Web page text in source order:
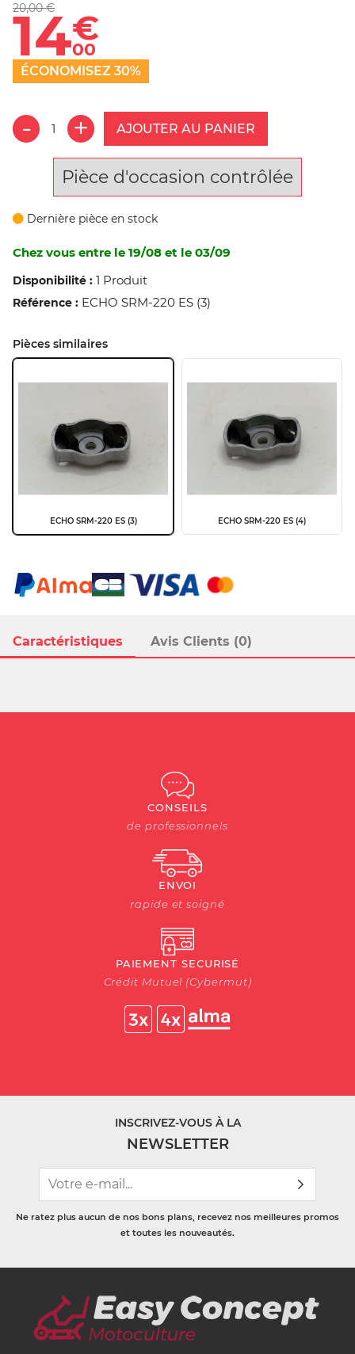
Caractéristiques Avis Clients (0)
20,00 €
14€
00
ÉCONOMISEZ 30%
AJOUTER AU PANIER
Pièce d'occasion contrôlée
Dernière pièce en stock
Chez vous entre le 19/08 et le 03/09
Disponibilité : 1 Produit
Référence : ECHO SRM-220 ES (3)
Pièces similaires
ECHO SRM-220 ES (3) ECHO SRM-220 ES (4)
CONSEILS
de professionnels
ENVOI
rapide et soigné
PAIEMENT SECURISÉ
Crédit Mutuel (Cybermut)
INSCRIVEZ-VOUS À LA
NEWSLETTER
Ne ratez plus aucun de nos bons plans, recevez nos meilleures promos
et toutes les nouveautés.